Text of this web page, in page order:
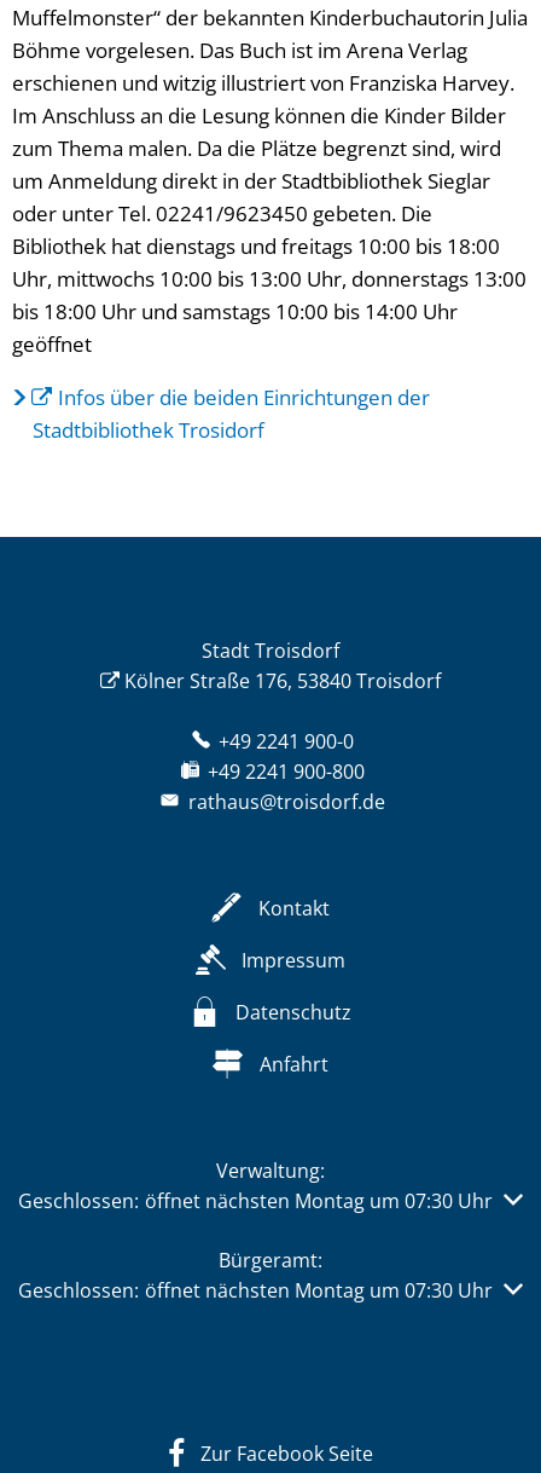
Muffelmonster“ der bekannten Kinderbuchautorin Julia
Böhme vorgelesen. Das Buch ist im Arena Verlag
erschienen und witzig illustriert von Franziska Harvey.
Im Anschluss an die Lesung können die Kinder Bilder
zum Thema malen. Da die Plätze begrenzt sind, wird
um Anmeldung direkt in der Stadtbibliothek Sieglar
oder unter Tel. 02241/9623450 gebeten. Die
Bibliothek hat dienstags und freitags 10:00 bis 18:00
Uhr, mittwochs 10:00 bis 13:00 Uhr, donnerstags 13:00
bis 18:00 Uhr und samstags 10:00 bis 14:00 Uhr
geöffnet
Infos über die beiden Einrichtungen der
Stadtbibliothek Trosidorf
Stadt Troisdorf
Kölner Straße 176, 53840 Troisdorf
+49 2241 900-0
+49 2241 900-800
rathaus@troisdorf.de
Kontakt
Impressum
Datenschutz
Anfahrt
Verwaltung:
Klicken, um weitere Öffnungs- oder Schließzeiten
Geschlossen: öffnet nächsten Montag um 07:30 Uhr
Bürgeramt:
Klicken, um weitere Öffnungs- oder Schließzeiten
Geschlossen: öffnet nächsten Montag um 07:30 Uhr
Zur Facebook Seite